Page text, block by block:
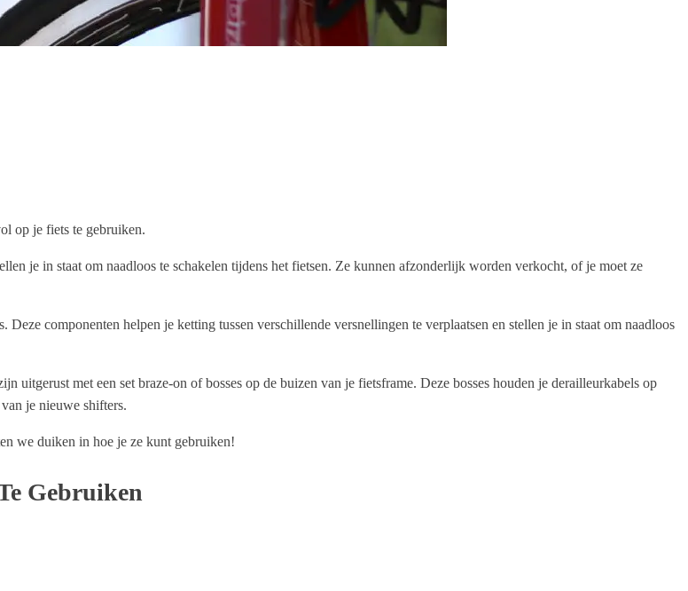
op je fiets te gebruiken.
je in staat om naadloos te schakelen tijdens het fietsen. Ze kunnen afzonderlijk worden verkocht, of je moet ze
componenten helpen je ketting tussen verschillende versnellingen te verplaatsen en stellen je in staat om naadloos
uitgerust met een set braze-on of bosses op de buizen van je fietsframe. Deze bosses houden je derailleurkabels op
je nieuwe shifters.
we duiken in hoe je ze kunt gebruiken!
Gebruiken